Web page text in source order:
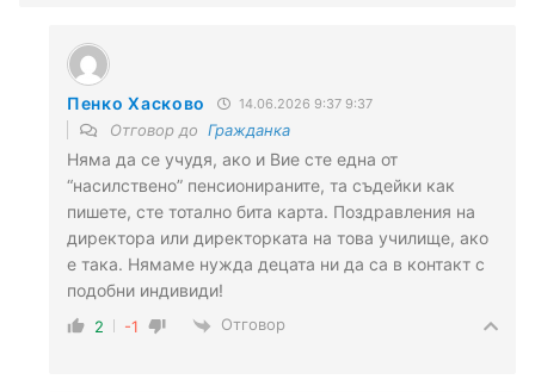
Пенко Хасково 14.06.2026 9:37 9:37
Отговор до Гражданка
Няма да се учудя, ако и Вие сте една от
“насилствено” пенсионираните, та съдейки как
пишете, сте тотално бита карта. Поздравления на
директора или директорката на това училище, ако
е така. Нямаме нужда децата ни да са в контакт с
подобни индивиди!
2 -1 Отговор